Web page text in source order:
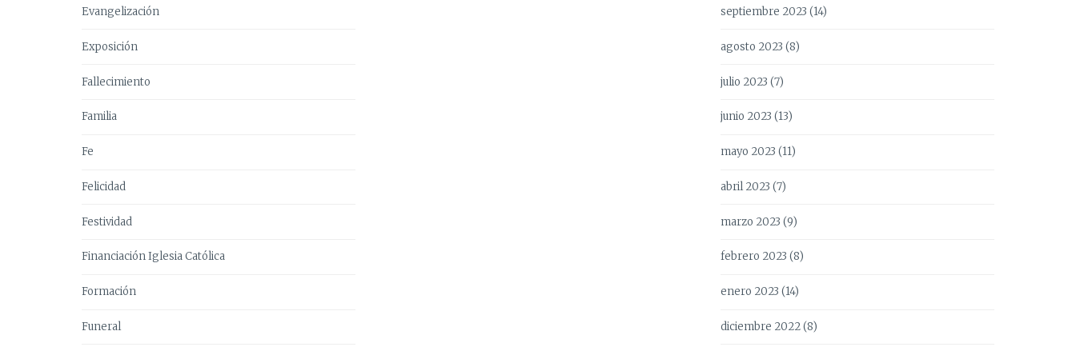
Evangelización
Exposición
Fallecimiento
Familia
Fe
Felicidad
Festividad
Financiación Iglesia Católica
Formación
Funeral
septiembre 2023 (14)
agosto 2023 (8)
julio 2023 (7)
junio 2023 (13)
mayo 2023 (11)
abril 2023 (7)
marzo 2023 (9)
febrero 2023 (8)
enero 2023 (14)
diciembre 2022(8)